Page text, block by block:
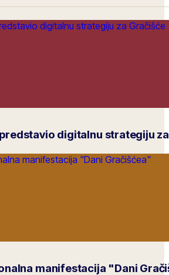
digitalnu strategiju
manifestacija "Dani